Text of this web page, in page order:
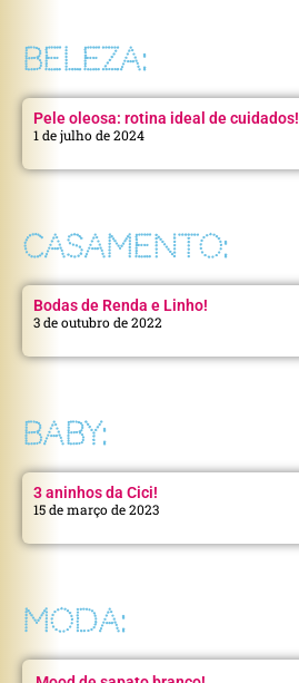
BELEZA:
Pele oleosa: rotina ideal de cuidados!
1 de julho de 2024
CASAMENTO:
Bodas de Renda e Linho!
3 de outubro de 2022
BABY:
3 aninhos da Cici!
15 de março de 2023
MODA: